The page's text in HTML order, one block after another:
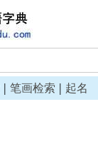
| 笔画检索 | 起名